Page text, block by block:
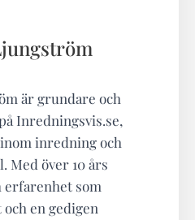
är grundare och
Inredningsvis.se,
inredning och
Med över 10 års
erfarenhet som
en gedigen